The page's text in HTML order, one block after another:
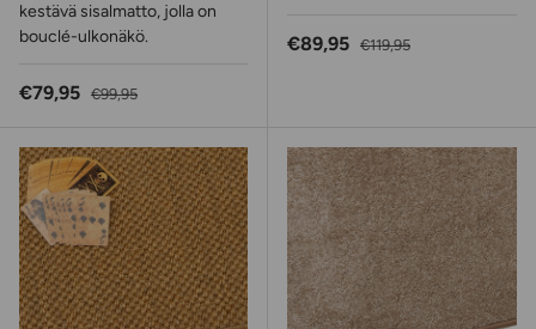
kestävä sisalmatto, jolla on
bouclé-ulkonäkö.
Alennushinta
€79,95 Normaalihinta
€99,95
Alennushinta
€89,95 Normaalihinta
€119,95